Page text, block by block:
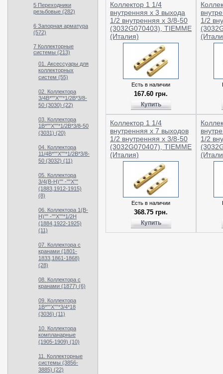
5 Переходники
резьбовые (282)
6 Запорная арматура
(572)
7 Коллекторные
системы (213)
01. Аксессуары для
коллекторных
систем (55)
02. Коллектора
3/4В*""Х""*1/2В*3/8-
50 (3030) (22)
03. Коллектора
1В*""Х""*1/2В*3/8-50
(3031) (20)
04. Коллектора
11/4В*""Х""*1/2В*3/8-
50 (3032) (11)
05. Коллектора
3/4(В-Н)"" -""X""
(1883,1912-1915)
(8)
06. Коллектора 1(В-
Н)"" -""X""*1/2Н
(1884,1922-1925)
(11)
07. Коллектора с
кранами (1801-
1833,1861-1868)
(28)
08. Коллектора с
кранами (1877) (6)
09. Коллектора
1В*""Х""*3/4*18
(3036) (11)
10. Коллектора
компланарные
(1905-1909) (10)
11. Коллекторные
системы (3856-
3885) (22)
Коллектор 1 1/4
внутренняя х 3 выхода
1/2 внутренняя х 3/8-50
(3032G070403), TIEMME
(Италия)
Есть в наличии
167.60 грн.
Купить
1/2
Коллектор 1 1/4
внутренняя х 7 выходов
1/2 внутренняя х 3/8-50
(3032G070407), TIEMME
(Италия)
Есть в наличии
368.75 грн.
Купить
1/2